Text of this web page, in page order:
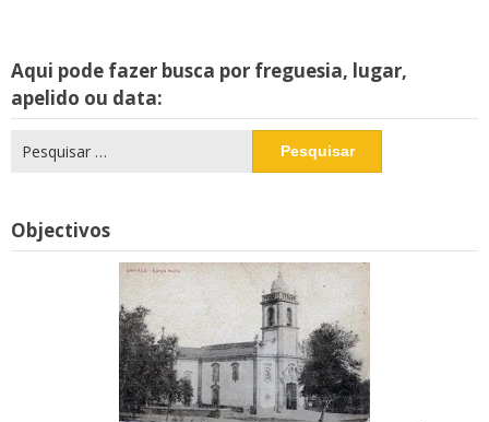
Aqui pode fazer busca por freguesia, lugar,
apelido ou data:
por:
Objectivos